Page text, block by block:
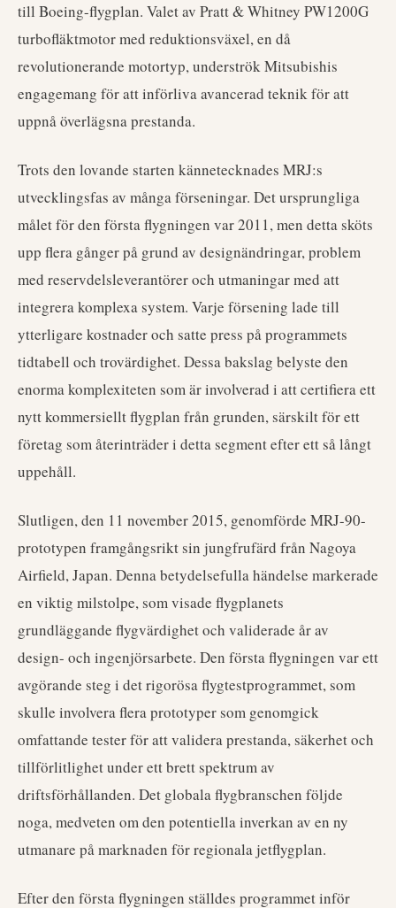
till Boeing-flygplan. Valet av Pratt & Whitney PW1200G
turbofläktmotor med reduktionsväxel, en då
revolutionerande motortyp, underströk Mitsubishis
engagemang för att införliva avancerad teknik för att
uppnå överlägsna prestanda.
Trots den lovande starten kännetecknades MRJ:s
utvecklingsfas av många förseningar. Det ursprungliga
målet för den första flygningen var 2011, men detta sköts
upp flera gånger på grund av designändringar, problem
med reservdelsleverantörer och utmaningar med att
integrera komplexa system. Varje försening lade till
ytterligare kostnader och satte press på programmets
tidtabell och trovärdighet. Dessa bakslag belyste den
enorma komplexiteten som är involverad i att certifiera ett
nytt kommersiellt flygplan från grunden, särskilt för ett
företag som återinträder i detta segment efter ett så långt
uppehåll.
Slutligen, den 11 november 2015, genomförde MRJ-90-
prototypen framgångsrikt sin jungfrufärd från Nagoya
Airfield, Japan. Denna betydelsefulla händelse markerade
en viktig milstolpe, som visade flygplanets
grundläggande flygvärdighet och validerade år av
design- och ingenjörsarbete. Den första flygningen var ett
avgörande steg i det rigorösa flygtestprogrammet, som
skulle involvera flera prototyper som genomgick
omfattande tester för att validera prestanda, säkerhet och
tillförlitlighet under ett brett spektrum av
driftsförhållanden. Det globala flygbranschen följde
noga, medveten om den potentiella inverkan av en ny
utmanare på marknaden för regionala jetflygplan.
Efter den första flygningen ställdes programmet inför